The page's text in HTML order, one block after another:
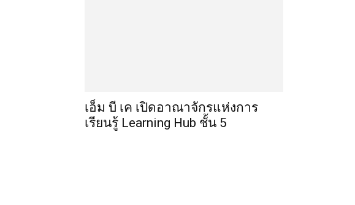
เอ็ม บี เค เปิดอาณาจักรแห่งการ
เรียนรู้ Learning Hub ชั้น 5